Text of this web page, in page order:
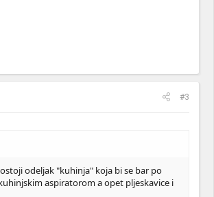
#3
odeljak "kuhinja" koja bi se bar po
aspiratorom a opet pljeskavice i